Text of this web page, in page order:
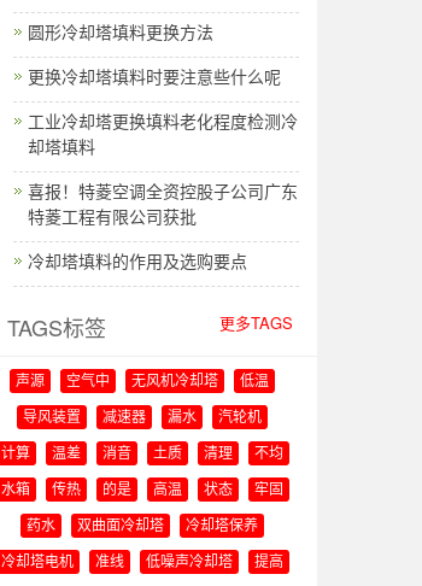
圆形冷却塔填料更换方法
更换冷却塔填料时要注意些什么呢
工业冷却塔更换填料老化程度检测冷
却塔填料
喜报！特菱空调全资控股子公司广东
特菱工程有限公司获批
冷却塔填料的作用及选购要点
TAGS标签 更多TAGS
声源 空气中 无风机冷却塔 低温
导风装置 减速器 漏水 汽轮机
计算 温差 消音 土质 清理 不均
水箱 传热 的是 高温 状态 牢固
药水 双曲面冷却塔 冷却塔保养
冷却塔电机 准线 低噪声冷却塔 提高